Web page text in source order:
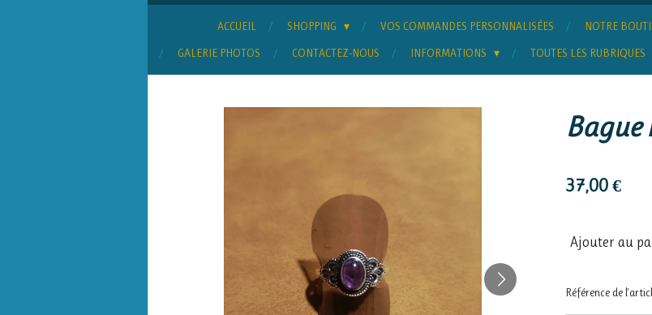
ACCUEIL SHOPPING VOS COMMANDES PERSONNALISÉES NOTRE
GALERIE PHOTOS CONTACTEZ-NOUS INFORMATIONS TOUTES LES RUBRIQUES
Bague
37,00 €
Ajouter au
Référence de